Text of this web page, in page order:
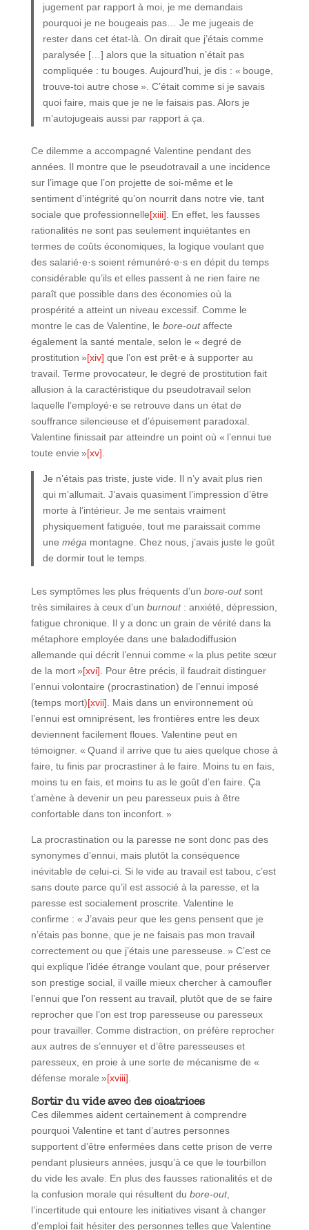
jugement par rapport à moi, je me demandais
pourquoi je ne bougeais pas… Je me jugeais de
rester dans cet état-là. On dirait que j’étais comme
paralysée […] alors que la situation n’était pas
compliquée : tu bouges. Aujourd’hui, je dis : « bouge,
trouve-toi autre chose ». C’était comme si je savais
quoi faire, mais que je ne le faisais pas. Alors je
m’autojugeais aussi par rapport à ça.
Ce dilemme a accompagné Valentine pendant des
années. Il montre que le pseudotravail a une incidence
sur l’image que l’on projette de soi-même et le
sentiment d’intégrité qu’on nourrit dans notre vie, tant
sociale que professionnelle[xiii] . En effet, les fausses
rationalités ne sont pas seulement inquiétantes en
termes de coûts économiques, la logique voulant que
des salarié·e·s soient rémunéré·e·s en dépit du temps
considérable qu’ils et elles passent à ne rien faire ne
paraît que possible dans des économies où la
prospérité a atteint un niveau excessif. Comme le
montre le cas de Valentine, le bore-outaffecte
également la santé mentale, selon le « degré de
prostitution »[xiv] que l’on est prêt·e à supporter au
travail. Terme provocateur, le degré de prostitution fait
allusion à la caractéristique du pseudotravail selon
laquelle l’employé·e se retrouve dans un état de
souffrance silencieuse et d’épuisement paradoxal.
Valentine finissait par atteindre un point où « l’ennui tue
toute envie »[xv]
Je n’étais pas triste, juste vide. Il n’y avait plus rien
qui m’allumait. J’avais quasiment l’impression d’être
morte à l’intérieur. Je me sentais vraiment
physiquement fatiguée, tout me paraissait comme
uneméga montagne. Chez nous, j’avais juste le goût
de dormir tout le temps.
Les symptômes les plus fréquents d’un bore-outsont
très similaires à ceux d’un burnout : anxiété, dépression,
fatigue chronique. Il y a donc un grain de vérité dans la
métaphore employée dans une baladodiffusion
allemande qui décrit l’ennui comme « la plus petite sœur
de la mort »[xvi] . Pour être précis, il faudrait distinguer
l’ennui volontaire (procrastination) de l’ennui imposé
(temps mort)[xvii] . Mais dans un environnement où
l’ennui est omniprésent, les frontières entre les deux
deviennent facilement floues. Valentine peut en
témoigner. « Quand il arrive que tu aies quelque chose à
faire, tu finis par procrastiner à le faire. Moins tu en fais,
moins tu en fais, et moins tu as le goût d’en faire. Ça
t’amène à devenir un peu paresseux puis à être
confortable dans ton inconfort. »
La procrastination ou la paresse ne sont donc pas des
synonymes d’ennui, mais plutôt la conséquence
inévitable de celui-ci. Si le vide au travail est tabou, c’est
sans doute parce qu’il est associé à la paresse, et la
paresse est socialement proscrite. Valentine le
confirme : « J’avais peur que les gens pensent que je
n’étais pas bonne, que je ne faisais pas mon travail
correctement ou que j’étais une paresseuse. » C’est ce
qui explique l’idée étrange voulant que, pour préserver
son prestige social, il vaille mieux chercher à camoufler
l’ennui que l’on ressent au travail, plutôt que de se faire
reprocher que l’on est trop paresseuse ou paresseux
pour travailler. Comme distraction, on préfère reprocher
aux autres de s’ennuyer et d’être paresseuses et
paresseux, en proie à une sorte de mécanisme de «
défense morale »[xviii]
Sortir du vide avec des cicatrices
Ces dilemmes aident certainement à comprendre
pourquoi Valentine et tant d’autres personnes
supportent d’être enfermées dans cette prison de verre
pendant plusieurs années, jusqu’à ce que le tourbillon
du vide les avale. En plus des fausses rationalités et de
la confusion morale qui résultent du bore-out,
l’incertitude qui entoure les initiatives visant à changer
d’emploi fait hésiter des personnes telles que Valentine